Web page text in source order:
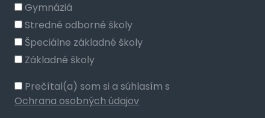
Gymnáziá
Stredné odborné školy
Špeciálne základné školy
Základné školy
Prečítal(a) som si a súhlasím s
Ochrana osobných údajov